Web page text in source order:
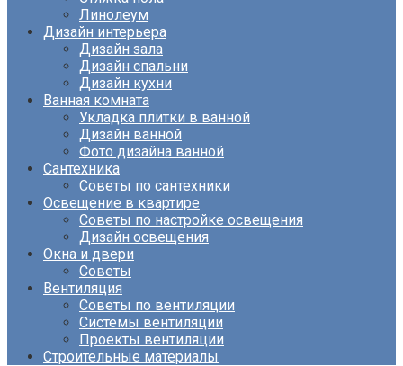
Линолеум
Дизайн интерьера
Дизайн зала
Дизайн спальни
Дизайн кухни
Ванная комната
Укладка плитки в ванной
Дизайн ванной
Фото дизайна ванной
Сантехника
Советы по сантехники
Освещение в квартире
Советы по настройке освещения
Дизайн освещения
Окна и двери
Советы
Вентиляция
Советы по вентиляции
Системы вентиляции
Проекты вентиляции
Строительные материалы